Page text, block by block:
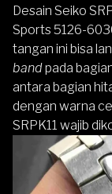
Desain Seiko
Sports 5126-
tangan ini bisa
bandpada
antara bagian
dengan warna
SRPK11 wajib